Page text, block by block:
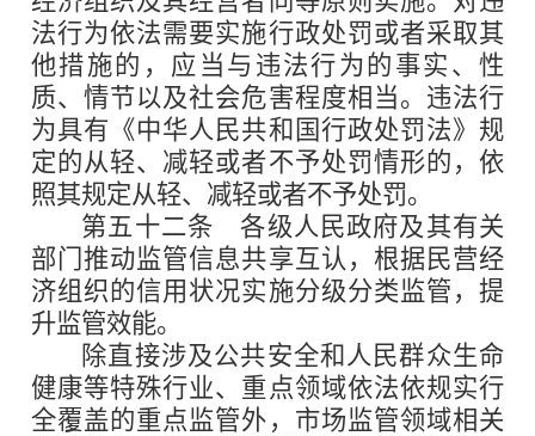
法行为依法需要实施行政处罚或者采取其
他措施的，应当与违法行为的事实、性
质、情节以及社会危害程度相当。违法行
为具有《中华人民共和国行政处罚法》规
定的从轻、减轻或者不予处罚情形的，依
照其规定从轻、减轻或者不予处罚。
第五十二条 各级人民政府及其有关
部门推动监管信息共享互认，根据民营经
济组织的信用状况实施分级分类监管，提
升监管效能。
除直接涉及公共安全和人民群众生命
健康等特殊行业、重点领域依法依规实行
全覆盖的重点监管外，市场监管领域相关